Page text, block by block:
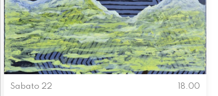
Sabato 22
18.00